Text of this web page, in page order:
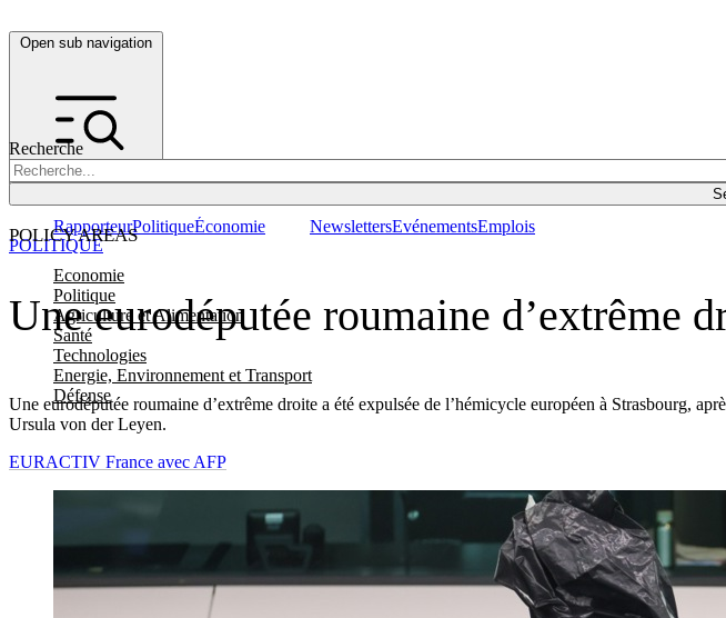
Open sub navigation
Recherche
POLICY AREAS
Economie
Politique
Agriculture et Alimentation
Santé
Technologies
Energie, Environnement et Transport
Défense
RapporteurPolitiqueÉconomie NewslettersEvénementsEmplois
Une eurodéputée roumaine d’extrême
Une eurodéputée roumaine d’extrême droite a été expulsée de l’hémicycle européen à Strasbourg,
Ursula von der Leyen.
POLITIQUE
EURACTIV France avec AFP